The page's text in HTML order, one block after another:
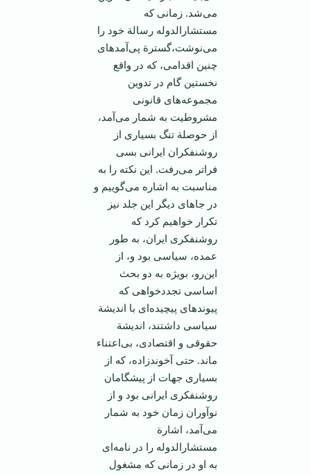
می‌شد. زمانی‌ كه‌
مستشارالدوله‌ رسالة‌ خود را
می‌نوشت‌،گسترة‌ پی‌آمدهای‌
چنین‌ اقدامی‌، كه‌ در واقع‌
نخستین‌ گام‌ در تدوین‌
مجموعه‌های‌ قانونی‌
مشروطیت‌ به‌ شمار می‌آمد،
از حوصلة‌ تنگ‌ بسیاری‌ از
روشنفكران‌ ایرانی‌ بسی‌
فراتر می‌رفت‌. این‌ نكته‌ را به‌
مناسبت‌ به‌ اشاره ‌می‌گوییم‌ و
در جاهای‌ دیگر این‌ جلد نیز
تكرار خواهیم‌ كرد كه‌
روشنفكری‌ ایران‌، به‌ طور
عمده‌، سیاسی‌ بود و، از
این‌رو، بویژه‌ به‌ دو بحث‌
اساسی ‌تجددخواهی‌ كه‌
پیوندهای‌ پیچیده‌ای‌ با اندیشة‌
سیاسی‌ داشتند، اندیشة‌
حقوقی ‌و اقتصادی‌، بی‌اعتناء
ماند. حتی‌ آخوندزاده‌، كه‌ از
بسیاری‌ جهات‌ از پیشگامان
‌روشنفكری‌ ایرانی‌ بود و از
نوآوران‌ زمان‌ خود به‌ شمار
می‌آمد، اشارة
‌مستشارالدوله‌ را در نامه‌ای‌
به‌ او در زمانی‌ كه‌ مشغول‌